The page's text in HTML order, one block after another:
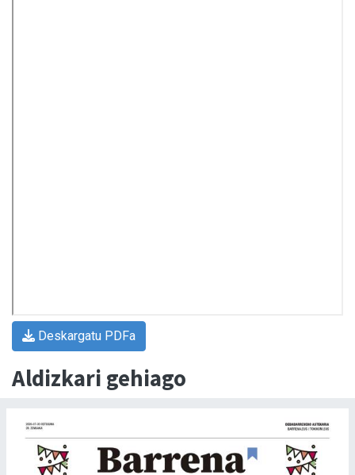
Deskargatu PDFa
Aldizkari gehiago